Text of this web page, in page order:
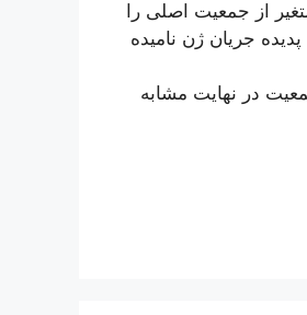
از جمعیت اصلی را
جریان ژن نامیده
در نهایت مشابه